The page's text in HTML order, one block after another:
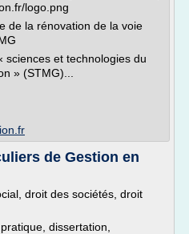
logo.png
de la rénovation de la voie
sciences et technologies du
» (STMG)...
de Gestion en
droit des sociétés, droit
dissertation,